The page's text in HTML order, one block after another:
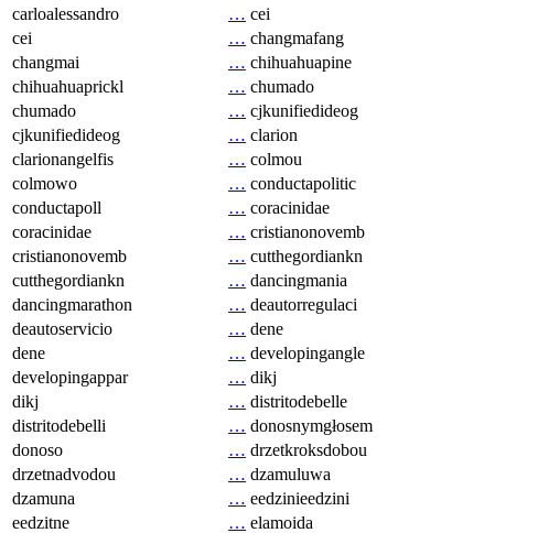
carloalessandro
… cei
cei
… changmafang
changmai
… chihuahuapine
chihuahuaprickl
… chumado
chumado
… cjkunifiedideog
cjkunifiedideog
… clarion
clarionangelfis
… colmou
colmowo
… conductapolitic
conductapoll
… coracinidae
coracinidae
… cristianonovemb
cristianonovemb
… cutthegordiankn
cutthegordiankn
… dancingmania
dancingmarathon
… deautorregulaci
deautoservicio
… dene
dene
… developingangle
developingappar
… dikj
dikj
… distritodebelle
distritodebelli
… donosnymgłosem
donoso
… drzetkroksdobou
drzetnadvodou
… dzamuluwa
dzamuna
… eedzinieedzini
eedzitne
… elamoida